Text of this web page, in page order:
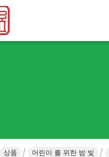
상품 어린이 를 위한 밤 빛